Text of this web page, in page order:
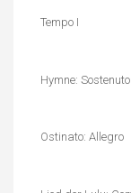
Tempo I
Hymne: Sostenuto
Ostinato: Allegro